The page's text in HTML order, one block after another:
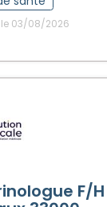
03/08/2026
F/